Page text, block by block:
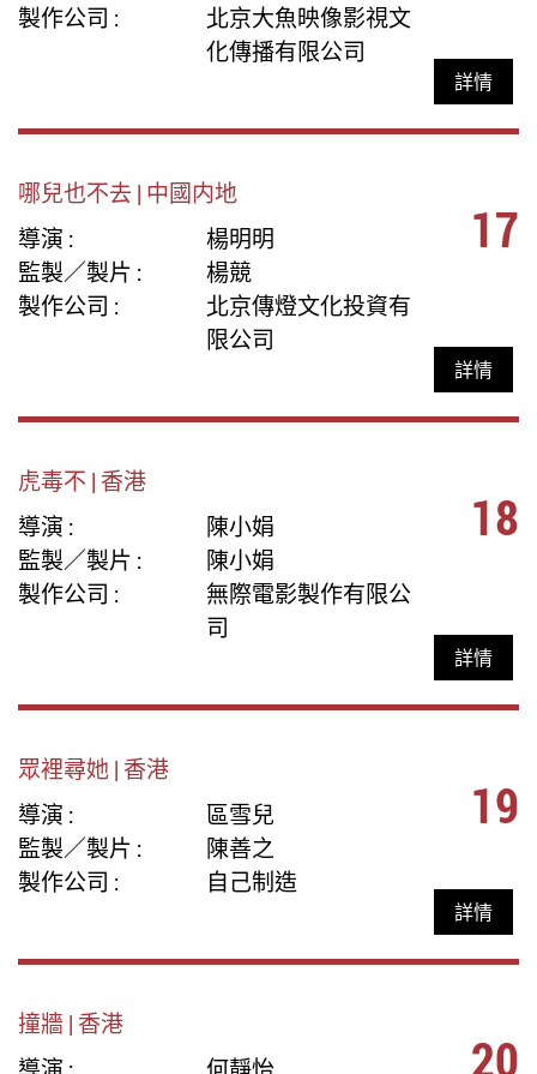
製作公司 :
北京大魚映像影視文
化傳播有限公司
詳情
哪兒也不去 | 中國内地
導演 :
楊明明
監製／製片 :
楊競
製作公司 :
北京傳燈文化投資有
限公司
17
詳情
虎毒不 | 香港
導演 :
陳小娟
監製／製片 :
陳小娟
製作公司 :
無際電影製作有限公
司
18
詳情
眾裡尋她 | 香港
導演 :
區雪兒
監製／製片 :
陳善之
製作公司 :
自己制造
19
詳情
撞牆 | 香港
20